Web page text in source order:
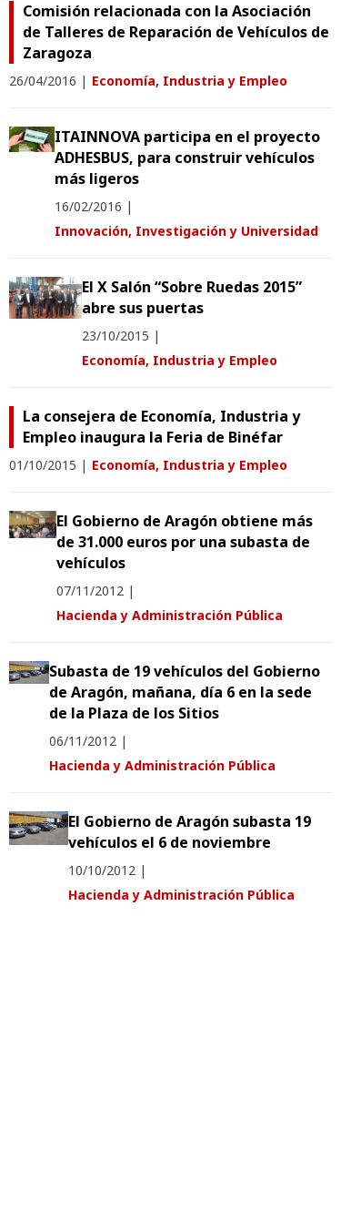
Comisión relacionada con la Asociación
de Talleres de Reparación de Vehículos de
Zaragoza
26/04/2016 | Economía, Industria y Empleo
ITAINNOVA participa en el proyecto
ADHESBUS, para construir vehículos
más ligeros
16/02/2016 |
Innovación, Investigación y Universidad
El X Salón “Sobre Ruedas 2015”
abre sus puertas
23/10/2015 |
Economía, Industria y Empleo
La consejera de Economía, Industria y
Empleo inaugura la Feria de Binéfar
01/10/2015 | Economía, Industria y Empleo
El Gobierno de Aragón obtiene más
de 31.000 euros por una subasta de
vehículos
07/11/2012 |
Hacienda y Administración Pública
Subasta de 19 vehículos del Gobierno
de Aragón, mañana, día 6 en la sede
de la Plaza de los Sitios
06/11/2012 |
Hacienda y Administración Pública
El Gobierno de Aragón subasta 19
vehículos el 6 de noviembre
10/10/2012 |
Hacienda y Administración Pública